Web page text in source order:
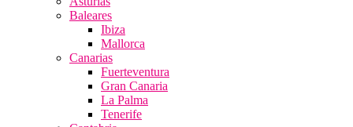
Baleares
Ibiza
Mallorca
Canarias
Fuerteventura
Gran Canaria
La Palma
Tenerife